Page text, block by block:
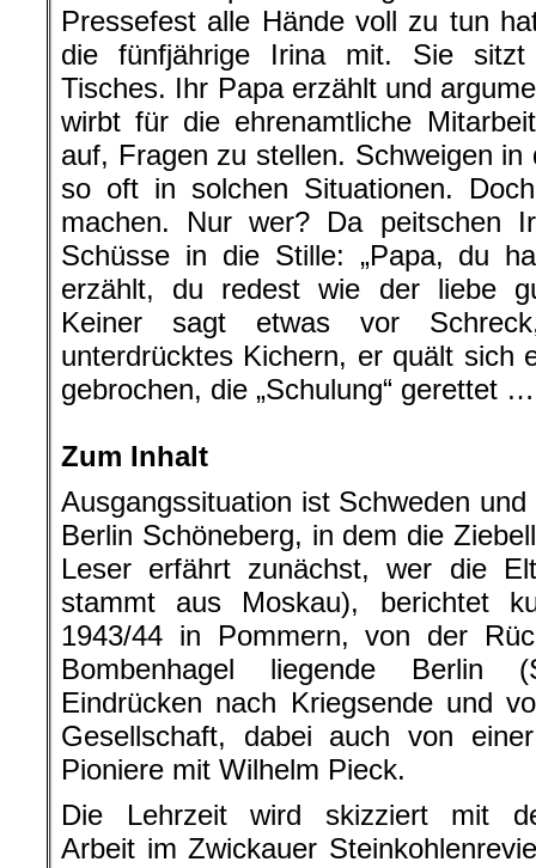
Pressefest alle Hände voll zu tun
die fünfjährige Irina mit. Sie
Tisches. Ihr Papa erzählt und
wirbt für die ehrenamtliche
auf, Fragen zu stellen. Schweigen
so oft in solchen Situationen.
machen. Nur wer? Da peitschen
Schüsse in die Stille: „Papa, du
erzählt, du redest wie der liebe
Keiner sagt etwas vor
unterdrücktes Kichern, er quält sich
gebrochen, die „Schulung“ gerettet …
Zum Inhalt
Ausgangssituation ist Schweden
Berlin Schöneberg, in dem die
Leser erfährt zunächst, wer die
stammt aus Moskau), berichtet
1943/44 in Pommern, von der
Bombenhagel liegende Berlin
Eindrücken nach Kriegsende und
Gesellschaft, dabei auch von
Pioniere mit Wilhelm Pieck.
Die Lehrzeit wird skizziert mit
Arbeit im Zwickauer